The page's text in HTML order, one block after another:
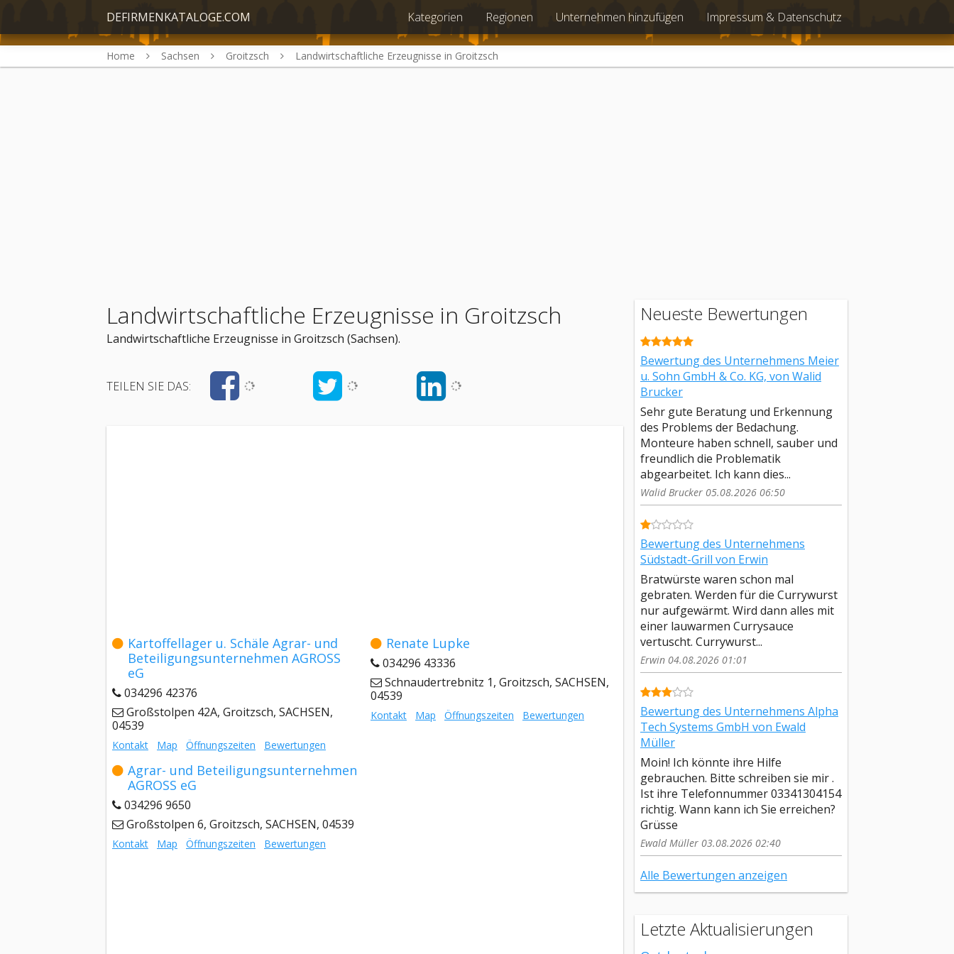
DEFIRMENKATALOGE.COM Kategorien Regionen Unternehmen hinzufügen Impressum & Datenschutz
Home Sachsen Groitzsch Landwirtschaftliche Erzeugnisse in Groitzsch
Landwirtschaftliche Erzeugnisse in Groitzsch
Landwirtschaftliche Erzeugnisse in Groitzsch (Sachsen).
TEILEN SIE DAS:
Kartoffellager u. Schäle Agrar- und
Beteiligungsunternehmen AGROSS
eG
034296 42376
Großstolpen 42A, Groitzsch, SACHSEN,
04539
Kontakt Map Öffnungszeiten Bewertungen
Renate Lupke
034296 43336
Schnaudertrebnitz 1, Groitzsch, SACHSEN,
04539
Kontakt Map Öffnungszeiten Bewertungen
Agrar- und Beteiligungsunternehmen
AGROSS eG
034296 9650
Großstolpen 6, Groitzsch, SACHSEN, 04539
Kontakt Map Öffnungszeiten Bewertungen
Neueste Bewertungen
Bewertung des Unternehmens Meier
u. Sohn GmbH & Co. KG, von Walid
Brucker
Sehr gute Beratung und Erkennung
des Problems der Bedachung.
Monteure haben schnell, sauber und
freundlich die Problematik
abgearbeitet. Ich kann dies...
Walid Brucker 05.08.2026 06:50
Bewertung des Unternehmens
Südstadt-Grill von Erwin
Bratwürste waren schon mal
gebraten. Werden für die Currywurst
nur aufgewärmt. Wird dann alles mit
einer lauwarmen Currysauce
vertuscht. Currywurst...
Erwin 04.08.2026 01:01
Bewertung des Unternehmens Alpha
Tech Systems GmbH von Ewald
Müller
Moin! Ich könnte ihre Hilfe
gebrauchen. Bitte schreiben sie mir .
Ist ihre Telefonnummer 03341304154
richtig. Wann kann ich Sie erreichen?
Grüsse
Ewald Müller 03.08.2026 02:40
Alle Bewertungen anzeigen
Letzte Aktualisierungen